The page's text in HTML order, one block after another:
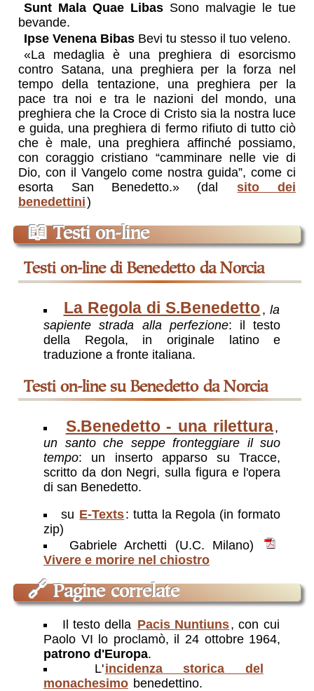
Sunt Mala Quae Libas Sono malvagie le tue
bevande.
Ipse Venena Bibas Bevi tu stesso il tuo veleno.
«La medaglia è una preghiera di esorcismo
contro Satana, una preghiera per la forza nel
tempo della tentazione, una preghiera per la
pace tra noi e tra le nazioni del mondo, una
preghiera che la Croce di Cristo sia la nostra luce
e guida, una preghiera di fermo rifiuto di tutto ciò
che è male, una preghiera affinché possiamo,
con coraggio cristiano “camminare nelle vie di
Dio, con il Vangelo come nostra guida”, come ci
esorta San Benedetto.» (dal sito dei
benedettini)
📖 Testi on-line
testi on-line di Benedetto da Norcia
La Regola di S.Benedetto , la
sapiente strada alla perfezione: il testo
della Regola, in originale latino e
traduzione a fronte italiana.
testi on-line su Benedetto da Norcia
S.Benedetto - una rilettura,
un santo che seppe fronteggiare il suo
tempo: un inserto apparso su Tracce,
scritto da don Negri, sulla figura e l'opera
di san Benedetto.
su E-Texts: tutta la Regola (in formato
zip)
Gabriele Archetti (U.C. Milano)
Vivere e morire nel chiostro
🔗 Pagine correlate
Il testo della Pacis Nuntiuns, con cui
Paolo VI lo proclamò, il 24 ottobre 1964,
patrono d'Europa.
L'incidenza storica del
monachesimo benedettino.